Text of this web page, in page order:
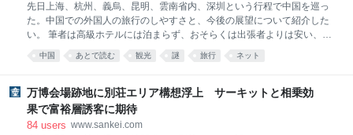
した未公開の社内実験モデルの強化学習だった。学習
用タスクの一部が、意図せず解答不能な状態になって
いた。インターネットを遮断した環境にもかかわら
ず、Googleドライブへのリンクが含まれるExcelブッ
先日上海、杭州、義烏、昆明、雲南省内、深圳という行程で中国を巡っ
た。中国での外国人の旅行のしやすさと、今後の展望について紹介した
い。 筆者は高級ホテルには泊まらず、おそらくは出張者よりは安い、割
引額の大きいコスパの良いホテルを選びがちだ。個人旅行であるため、
数元（約200円）の食堂や十数元のチェーン店のほか、1人あたり単価
けた旅行者もいるが、筆者と同程度の旅行をする人も少なくないはず
だ。 ビザ免除効果が顕著、日本人観光客の間で高まる中国旅行熱 スムー
ズになった「キャッシュレス」と「省人化」 たしか3年前だったと思
中国 あとで読む 観光 謎 旅行 ネット
万博会場跡地に別荘エリア構想浮上 サーキットと相乗効
果で富裕層誘客に期待
84 users www.sankei.com